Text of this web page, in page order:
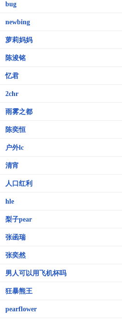
bug
newbing
萝莉妈妈
陈浚铭
忆君
2chr
雨雾之都
陈奕恒
户外lc
清宵
人口红利
hle
梨子pear
张函瑞
张奕然
男人可以用飞机杯吗
狂暴熊王
pearflower